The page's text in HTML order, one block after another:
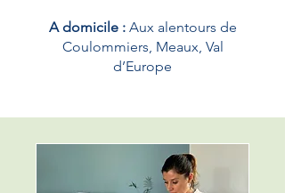
A domicile : Aux alentours de
Coulommiers, Meaux, Val
d’Europe